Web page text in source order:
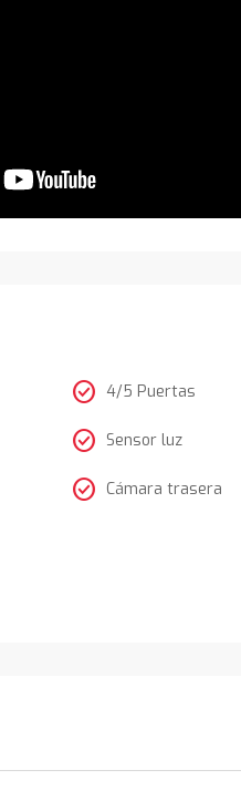
check_circle 4/5 Puertas
check_circle Sensor luz
check_circle Cámara trasera